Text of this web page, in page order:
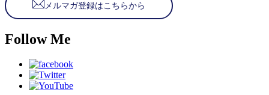
メルマガ登録はこちらから
Follow Me